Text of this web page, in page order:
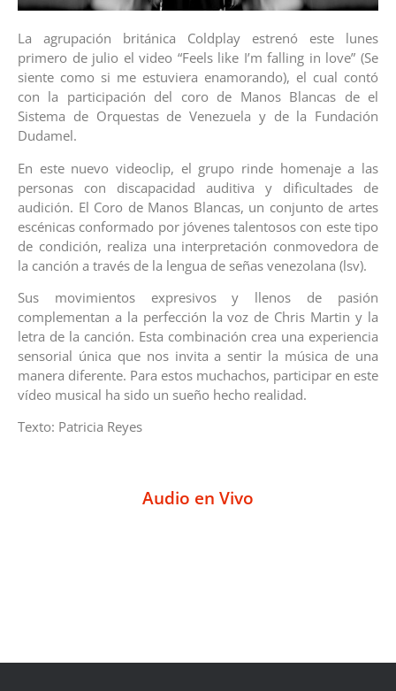
La agrupación británica Coldplay estrenó este lunes
primero de julio el video “Feels like I’m falling in love” (Se
siente como si me estuviera enamorando), el cual contó
con la participación del coro de Manos Blancas de el
Sistema de Orquestas de Venezuela y de la Fundación
Dudamel.
En este nuevo videoclip, el grupo rinde homenaje a las
personas con discapacidad auditiva y dificultades de
audición. El Coro de Manos Blancas, un conjunto de artes
escénicas conformado por jóvenes talentosos con este tipo
de condición, realiza una interpretación conmovedora de
la canción a través de la lengua de señas venezolana (lsv).
Sus movimientos expresivos y llenos de pasión
complementan a la perfección la voz de Chris Martin y la
letra de la canción. Esta combinación crea una experiencia
sensorial única que nos invita a sentir la música de una
manera diferente. Para estos muchachos, participar en este
vídeo musical ha sido un sueño hecho realidad.
Texto: Patricia Reyes
Audio en Vivo